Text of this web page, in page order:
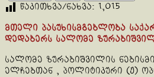
წაკითხვა/ნახვა: 1,015
მთელი პასუხისმგებლობა
დედაბერს სალომე
სალომე ზურაბიშვილის
ელჩებთან , პოლიტიკური (ჟ)